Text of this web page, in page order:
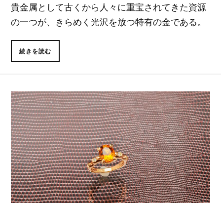
貴金属として古くから人々に重宝されてきた資源
の一つが、きらめく光沢を放つ特有の金である。
続きを読む